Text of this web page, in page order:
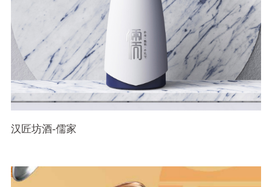
汉匠坊酒-儒家